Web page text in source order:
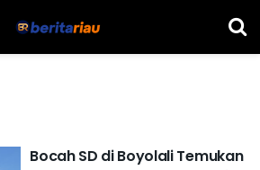
Bocah SD di Boyolali Temukan